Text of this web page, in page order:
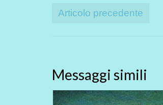
Articolo precedente
Messaggi simili